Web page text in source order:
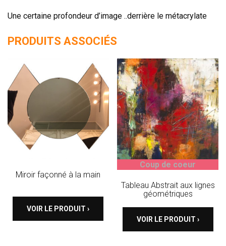
AUTHENTIQUE
CHAMBRES COMPLÈTES
Une certaine profondeur d’image ..derrière le métacrylate
PRODUITS ASSOCIÉS
Miroir façonné à la main
VOIR LE PRODUIT ›
Coup de coeur
Tableau Abstrait aux lignes
géométriques
VOIR LE PRODUIT ›